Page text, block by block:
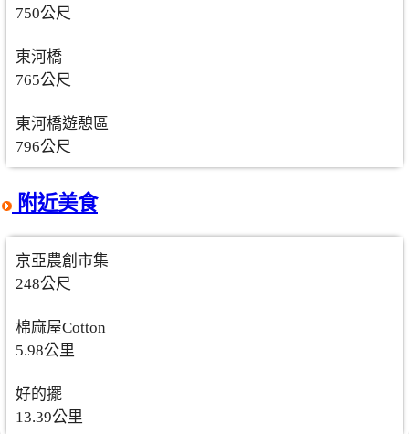
750公尺
東河橋
765公尺
東河橋遊憩區
796公尺
附近美食
京亞農創市集
248公尺
棉麻屋Cotton
5.98公里
好的擺
13.39公里